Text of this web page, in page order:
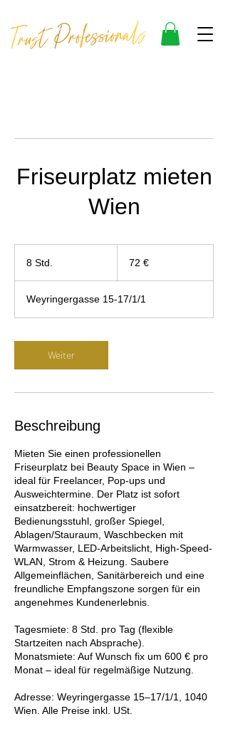
Friseurplatz mieten
Wien
8 Std.
d
.
72 €
Weyringergasse 15-17/1/1
Weiter
Beschreibung
Mieten Sie einen professionellen
Friseurplatz bei Beauty Space in Wien –
ideal für Freelancer, Pop-ups und
Ausweichtermine. Der Platz ist sofort
einsatzbereit: hochwertiger
Bedienungsstuhl, großer Spiegel,
Ablagen/Stauraum, Waschbecken mit
Warmwasser, LED-Arbeitslicht, High-Speed-
WLAN, Strom & Heizung. Saubere
Allgemeinflächen, Sanitärbereich und eine
freundliche Empfangszone sorgen für ein
angenehmes Kundenerlebnis.
Tagesmiete: 8 Std. pro Tag (flexible
Startzeiten nach Absprache).
Monatsmiete: Auf Wunsch fix um 600 € pro
Monat – ideal für regelmäßige Nutzung.
Adresse: Weyringergasse 15–17/1/1, 1040
Wien. Alle Preise inkl. USt.